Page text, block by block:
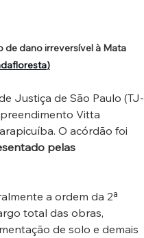
de dano irreversível à Mata
)
Justiça de São Paulo (TJ-
Vitta
O acórdão foi
pelas
a ordem da 2ª
total das obras,
de solo e demais